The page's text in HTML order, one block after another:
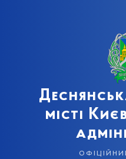
місті